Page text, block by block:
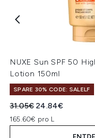
NUXE Sun SPF 50
Lotion 150ml
SPARE 30% CODE: SALELF
Unverbindliche
31.05€Aktueller Preis:
24.84€
165.60€ pro L